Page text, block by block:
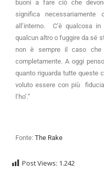
buoni a fare ciò che
significa
all’interno. C’è qualcosa
qualcun altro o fuggire da sé
non è sempre il caso che
completamente. A oggi
quanto riguarda tutte queste
voluto essere con più
l’ho’.”
Fonte: The Rake
Post Views: 1.242